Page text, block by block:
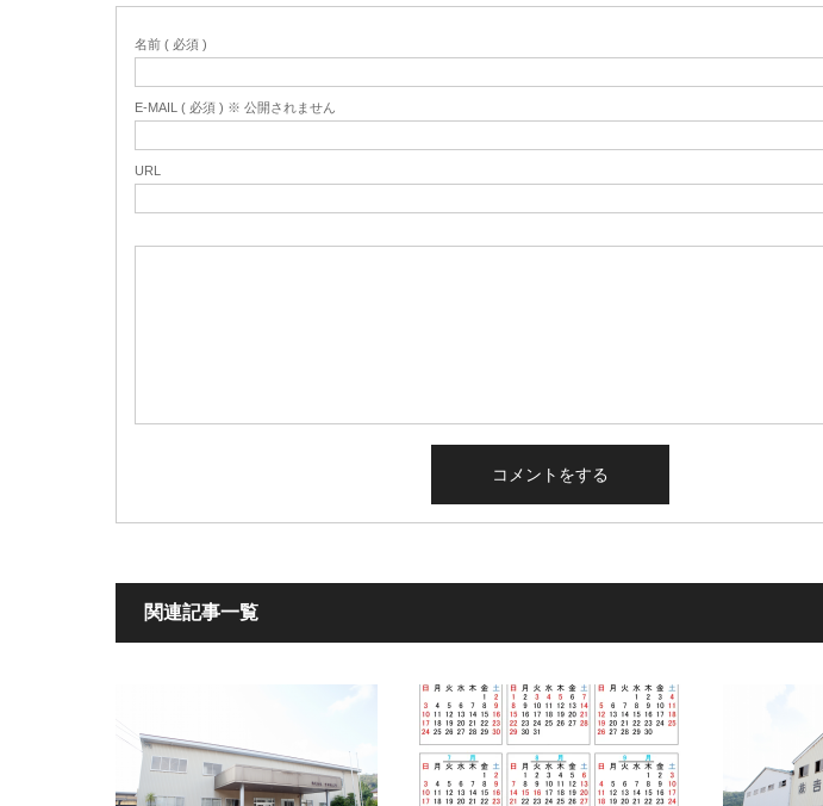
名前 ( 必須 )
E-MAIL ( 必須 ) ※ 公開されません
URL
関連記事一覧